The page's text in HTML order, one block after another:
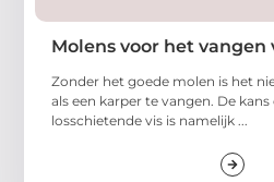
Molens voor het vangen
Zonder het goede molen is het
als een karper te vangen. De
losschietende vis is namelijk ...